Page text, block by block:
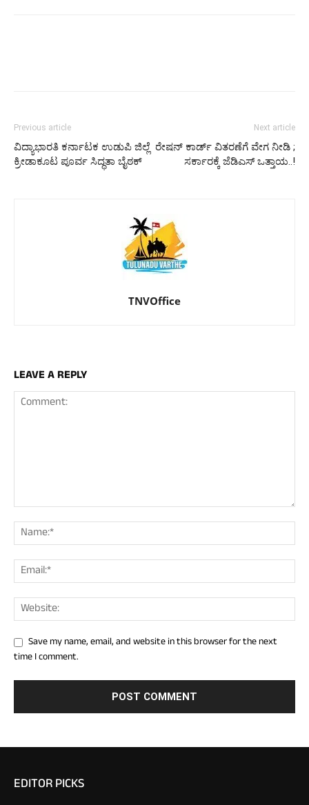
Previous article
ವಿದ್ಯಾಭಾರತಿ ಕರ್ನಾಟಕ ಉಡುಪಿ ಜಿಲ್ಲೆ
ಕ್ರೀಡಾಕೂಟ ಪೂರ್ವ ಸಿದ್ಧತಾ ಬೈಠಕ್
Next article
ರೇಷನ್ ಕಾರ್ಡ್ ವಿತರಣೆಗೆ ವೇಗ ನೀಡಿ ;
ಸರ್ಕಾರಕ್ಕೆ ಜೆಡಿಎಸ್ ಒತ್ತಾಯ..!
TNVOffice
LEAVE A REPLY
Save my name, email, and website in this browser for the next
time I comment.
EDITOR PICKS